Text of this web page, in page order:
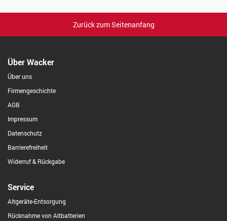
Zurück zum Seitenanfang
Über Wacker
Über uns
Firmengeschichte
AGB
Impressum
Datenschutz
Barrierefreiheit
Widerruf & Rückgabe
Service
Altgeräte-Entsorgung
Rücknahme von Altbatterien